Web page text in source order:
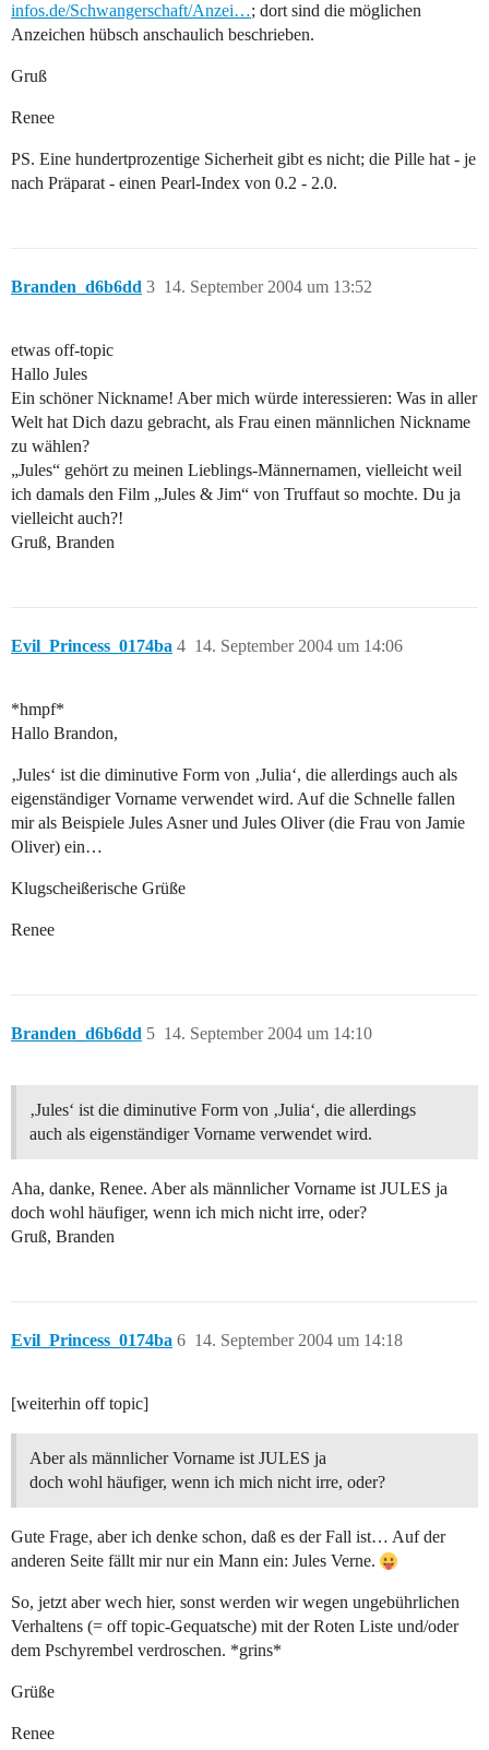
infos.de/Schwangerschaft/Anzei…; dort sind die möglichen
Anzeichen hübsch anschaulich beschrieben.
Gruß
Renee
PS. Eine hundertprozentige Sicherheit gibt es nicht; die Pille hat - je
nach Präparat - einen Pearl-Index von 0.2 - 2.0.
Branden_d6b6dd 14. September 2004 um 13:52
3
etwas off-topic
Hallo Jules
Ein schöner Nickname! Aber mich würde interessieren: Was in aller
Welt hat Dich dazu gebracht, als Frau einen männlichen Nickname
zu wählen?
„Jules“ gehört zu meinen Lieblings-Männernamen, vielleicht weil
ich damals den Film „Jules & Jim“ von Truffaut so mochte. Du ja
vielleicht auch?!
Gruß, Branden
Evil_Princess_0174ba 14. September 2004 um 14:06
4
*hmpf*
Hallo Brandon,
‚Jules‘ ist die diminutive Form von ‚Julia‘, die allerdings auch als
eigenständiger Vorname verwendet wird. Auf die Schnelle fallen
mir als Beispiele Jules Asner und Jules Oliver (die Frau von Jamie
Oliver) ein…
Klugscheißerische Grüße
Renee
Branden_d6b6dd 14. September 2004 um 14:10
5
‚Jules‘ ist die diminutive Form von ‚Julia‘, die allerdings
auch als eigenständiger Vorname verwendet wird.
Aha, danke, Renee. Aber als männlicher Vorname ist JULES ja
doch wohl häufiger, wenn ich mich nicht irre, oder?
Gruß, Branden
Evil_Princess_0174ba 14. September 2004 um 14:18
6
[weiterhin off topic]
Aber als männlicher Vorname ist JULES ja
doch wohl häufiger, wenn ich mich nicht irre, oder?
Gute Frage, aber ich denke schon, daß es der Fall ist… Auf der
anderen Seite fällt mir nur ein Mann ein: Jules Verne.
So, jetzt aber wech hier, sonst werden wir wegen ungebührlichen
Verhaltens (= off topic-Gequatsche) mit der Roten Liste und/oder
dem Pschyrembel verdroschen. *grins*
Grüße
Renee